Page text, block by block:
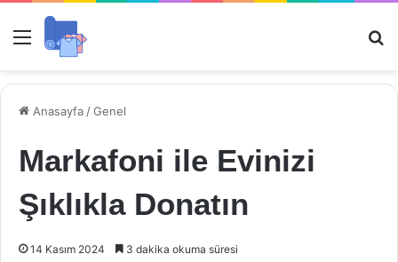
Menü
Anasayfa /Genel
Markafoni ile Evinizi
Şıklıkla Donatın
14 Kasım 2024 3 dakika okuma süresi